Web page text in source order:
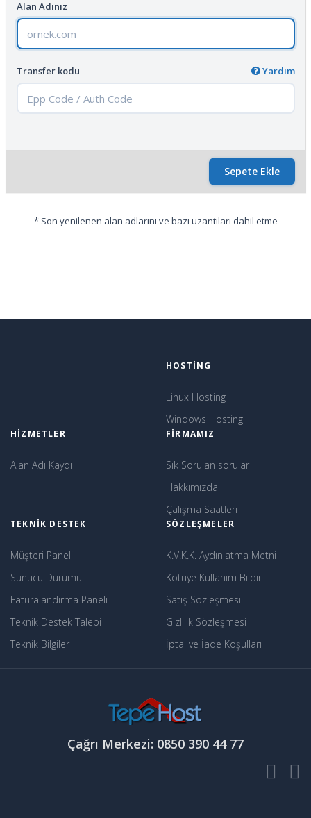
Alan Adınız
Transfer kodu Yardım
Sepete Ekle
* Son yenilenen alan adlarını ve bazı uzantıları dahil etme
HOSTING
Linux Hosting
Windows Hosting
HIZMETLER
Alan Adı Kaydı
FIRMAMIZ
Sık Sorulan sorular
Hakkımızda
Çalışma Saatleri
TEKNIK DESTEK
Müşteri Paneli
Sunucu Durumu
Faturalandırma Paneli
Teknik Destek Talebi
Teknik Bilgiler
SÖZLEŞMELER
K.V.K.K. Aydınlatma Metni
Kötüye Kullanım Bildir
Satış Sözleşmesi
Gizlilik Sözleşmesi
İptal ve İade Koşulları
Çağrı Merkezi: 0850 390 44 77